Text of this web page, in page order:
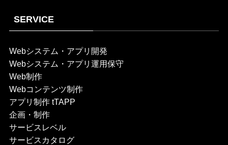
SERVICE
Webシステム・アプリ開発
Webシステム・アプリ運用保守
Web制作
Webコンテンツ制作
アプリ制作 tTAPP
企画・制作
サービスレベル
サービスカタログ